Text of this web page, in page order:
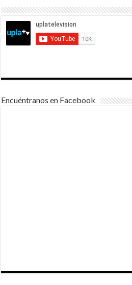
Encuéntranos en Facebook